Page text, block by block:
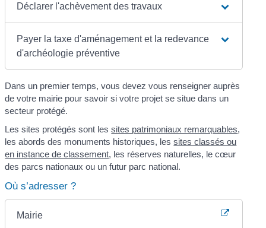
Déclarer l'achèvement des travaux
Payer la taxe d'aménagement et la redevance
d'archéologie préventive
Dans un premier temps, vous devez vous renseigner auprès
de votre mairie pour savoir si votre projet se situe dans un
secteur protégé.
Les sites protégés sont lessites patrimoniaux remarquables,
les abords des monuments historiques, lessites classés ou
en instance de classement, les réserves naturelles, le cœur
des parcs nationaux ou un futur parc national.
Où s’adresser ?
Mairie